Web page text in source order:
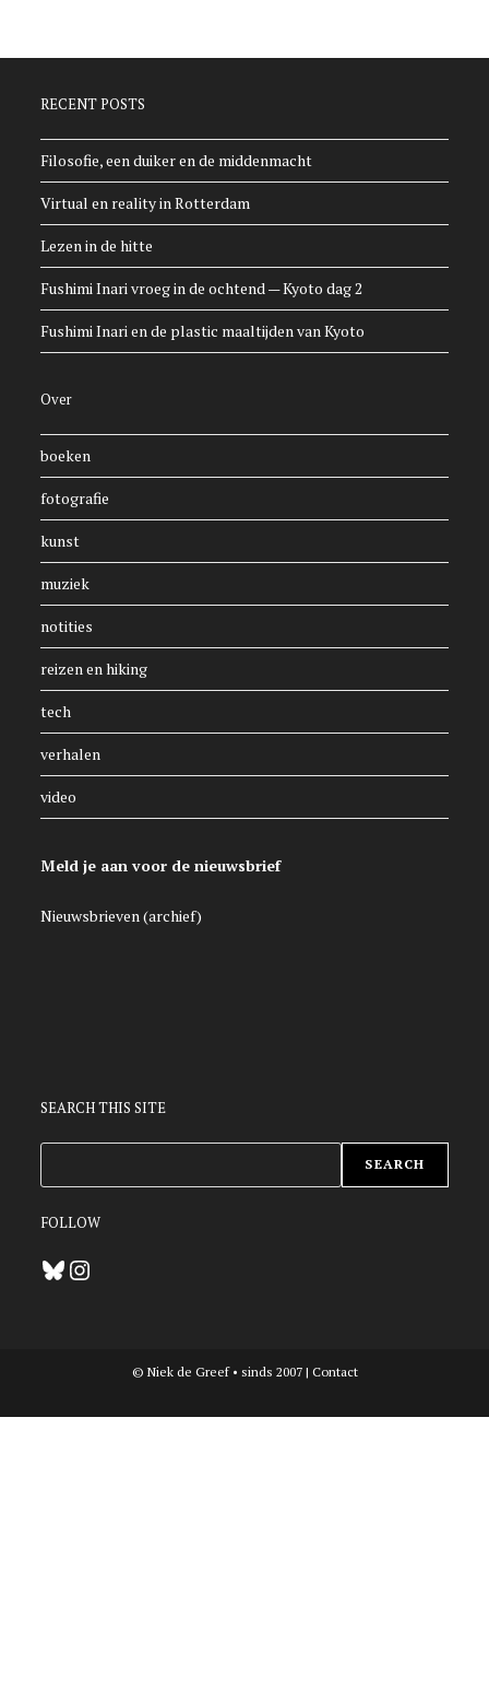
RECENT POSTS
Filosofie, een duiker en de middenmacht
Virtual en reality in Rotterdam
Lezen in de hitte
Fushimi Inari vroeg in de ochtend — Kyoto dag 2
Fushimi Inari en de plastic maaltijden van Kyoto
Over
boeken
fotografie
kunst
muziek
notities
reizen en hiking
tech
verhalen
video
Meld je aan voor de nieuwsbrief
Nieuwsbrieven (archief)
SEARCH THIS SITE
SEARCH
FOLLOW
BlueskyInstagram
© Niek de Greef • sinds 2007 | Contact